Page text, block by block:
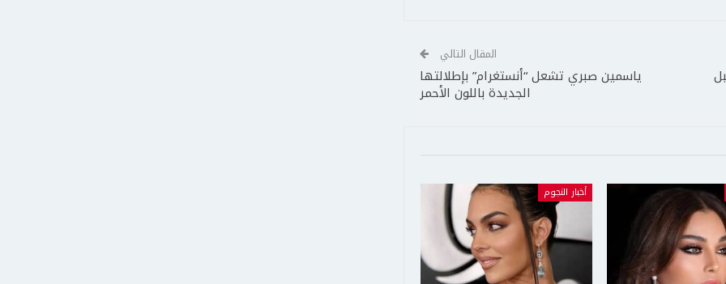
المقال التالي
ياسمين صبري تشعل “أنستغرام” بإطلالتها
الجديدة باللون الأحمر
أخبار النجوم